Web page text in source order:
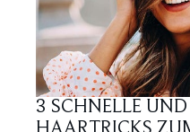
3 SCHNELLE